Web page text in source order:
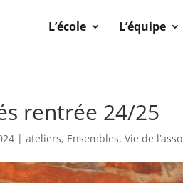
L’école L’équipe
rentrée 24/25
|ateliers, Ensembles,Vie de l’asso